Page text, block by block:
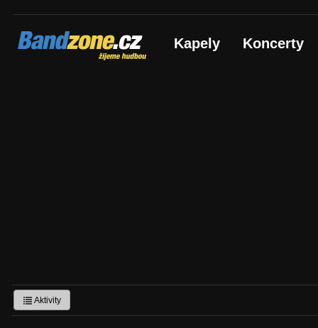
Bandzone.cz
žijeme hudbou Kapely Koncerty
Aktivity